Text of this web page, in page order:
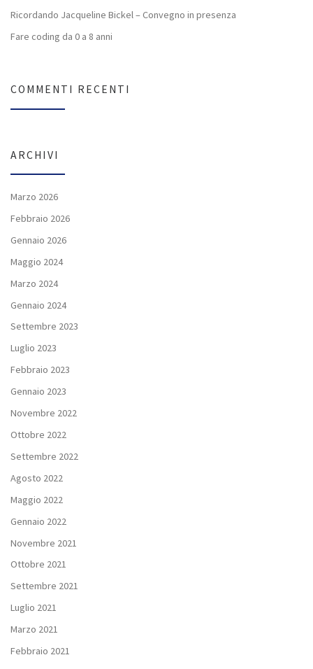
Ricordando Jacqueline Bickel – Convegno in presenza
Fare coding da 0 a 8 anni
COMMENTI RECENTI
ARCHIVI
Marzo 2026
Febbraio 2026
Gennaio 2026
Maggio 2024
Marzo 2024
Gennaio 2024
Settembre 2023
Luglio 2023
Febbraio 2023
Gennaio 2023
Novembre 2022
Ottobre 2022
Settembre 2022
Agosto 2022
Maggio 2022
Gennaio 2022
Novembre 2021
Ottobre 2021
Settembre 2021
Luglio 2021
Marzo 2021
Febbraio 2021